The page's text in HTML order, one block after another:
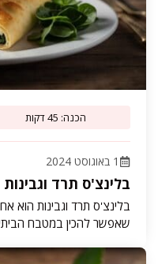
הכנה: 45 דקות
1 באוגוסט 2024
בלינצ'ס תרד
בלינצ'ס תרד וגבינות הוא
שאפשר להכין במטבח